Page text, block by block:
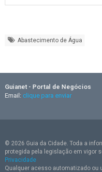
Abastecimento de Água
Guianet - Portal de Negócios
Email: clique para enviar
© 2026 Guia da Cidade. Toda a
protegida pela legislação em vigor
Privacidade
Qualquer acesso automatizado ou